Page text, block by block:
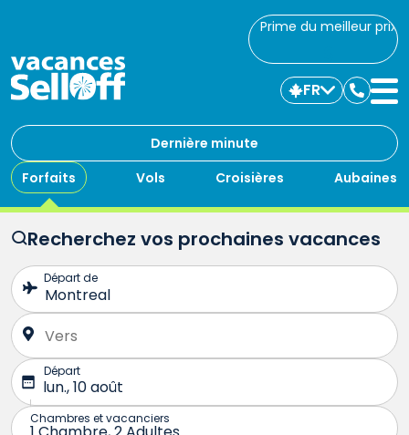
Prime du meilleur prix
Dernière minute
Forfaits
Vols Croisières Aubaines
FR
avec
Recherchez vos prochaines vacances